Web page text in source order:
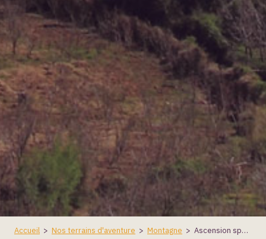
Accueil > Nos terrains d'aventure > Montagne > Ascension sportive du Toubkal